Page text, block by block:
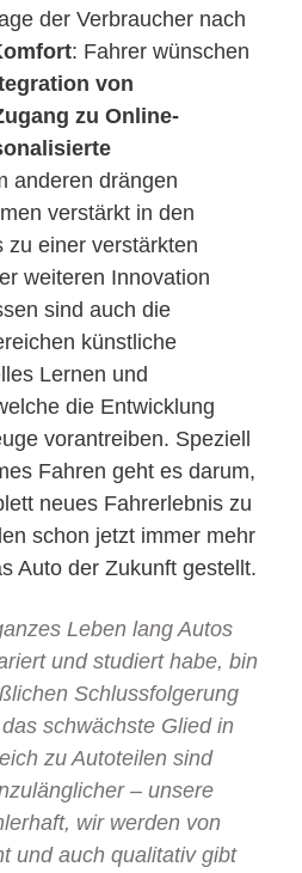
der Verbraucher nach
: Fahrer wünschen
von
zu Online-
anderen drängen
verstärkt in den
zu einer verstärkten
weiteren Innovation
sind auch die
künstliche
Lernen und
die Entwicklung
vorantreiben. Speziell
Fahren geht es darum,
neues Fahrerlebnis zu
schon jetzt immer mehr
Auto der Zukunft gestellt.
Leben lang Autos
und studiert habe, bin
Schlussfolgerung
schwächste Glied in
zu Autoteilen sind
– unsere
wir werden von
und auch qualitativ gibt